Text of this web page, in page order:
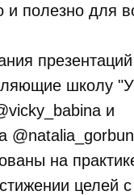
и полезно для
школу
и
на